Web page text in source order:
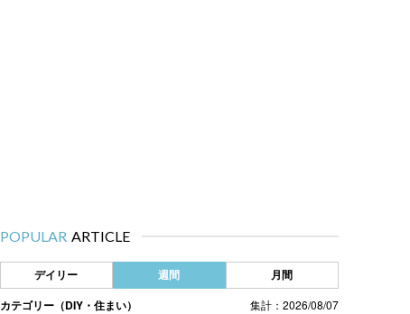
POPULAR ARTICLE
デイリー 週間 月間
カテゴリー（DIY・住まい） 集計：2026/08/07